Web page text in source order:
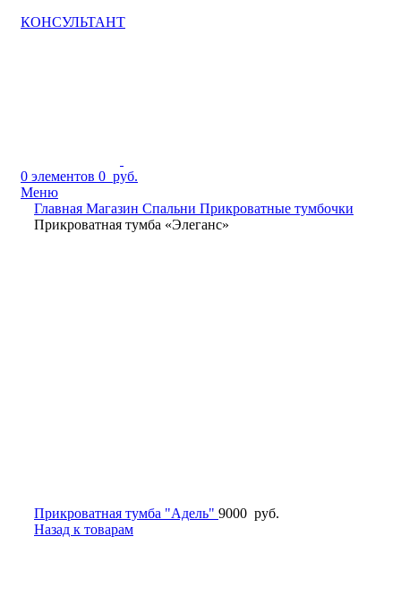
КОНСУЛЬТАНТ
0 элементов 0 руб.
Меню
Главная Магазин Спальни Прикроватные тумбочки
Прикроватная тумба «Элеганс»
Прикроватная тумба "Адель" 9000 руб.
Назад к товарам